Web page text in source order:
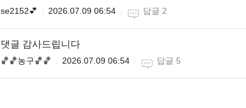
se2152💕 2026.07.09 06:54 답글 2
댓글 감사드립니다
🏀🏀농구🏀🏀 2026.07.09 06:54 답글 5